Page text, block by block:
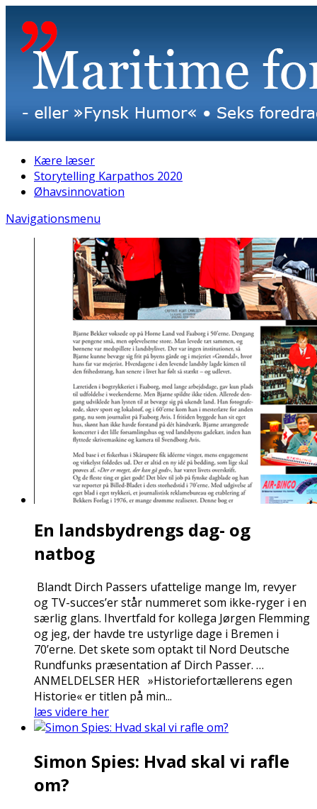
Kære læser
Storytelling Karpathos 2020
Øhavsinnovation
Navigationsmenu
En landsbydrengs dag- og
natbog
Blandt Dirch Passers ufattelige mange film, revyer
og TV-succes’er står nummeret som ikke-ryger i en
særlig glans. Ihvertfald for kollega Jørgen Flemming
og jeg, der havde tre ustyrlige dage i Bremen i
70’erne. Det skete som optakt til Nord Deutsche
Rundfunks præsentation af Dirch Passer. …
ANMELDELSER HER »Historiefortællerens egen
Historie« er titlen på min...
læs videre her
Simon Spies: Hvad skal vi rafle
om?